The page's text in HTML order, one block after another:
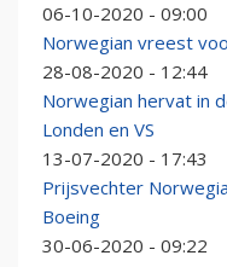
06-10-2020 - 09:00
Norwegian vreest
28-08-2020 - 12:44
Norwegian hervat in
Londen en VS
13-07-2020 - 17:43
Prijsvechter
Boeing
30-06-2020 - 09:22